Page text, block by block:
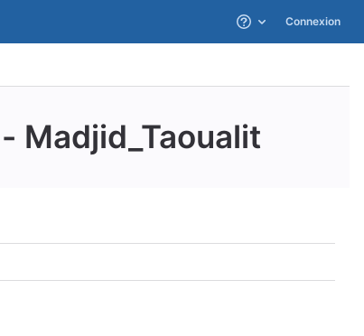
Aide Connexion
Madjid_Taoualit